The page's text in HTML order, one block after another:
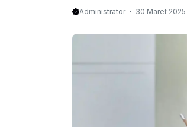
Administrator 30 Maret 2025